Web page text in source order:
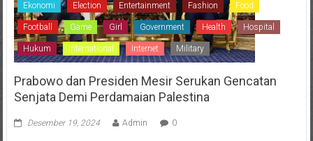
Ekonomi Election Entertainment Fashion Food
Football Game Girl Government Health Hospital
Hukum International Internet Military
Prabowo dan Presiden Mesir Serukan Gencatan
Senjata Demi Perdamaian Palestina
Desember 19, 2024 Admin 0